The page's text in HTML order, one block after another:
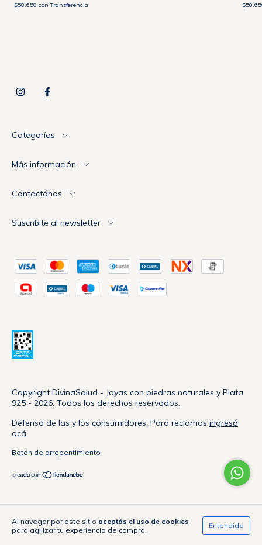
Al navegar por este sitio aceptás el uso de cookies
para agilizar tu experiencia de compra.
Entendido
$58.650con Transferencia
Categorías
Más información
Contactános
Suscribite al newsletter
Copyright DivinaSalud - Joyas con piedras naturales y Plata
925 - 2026. Todos los derechos reservados.
Defensa de las y los consumidores. Para reclamos ingresá
acá.
Botón de arrepentimiento